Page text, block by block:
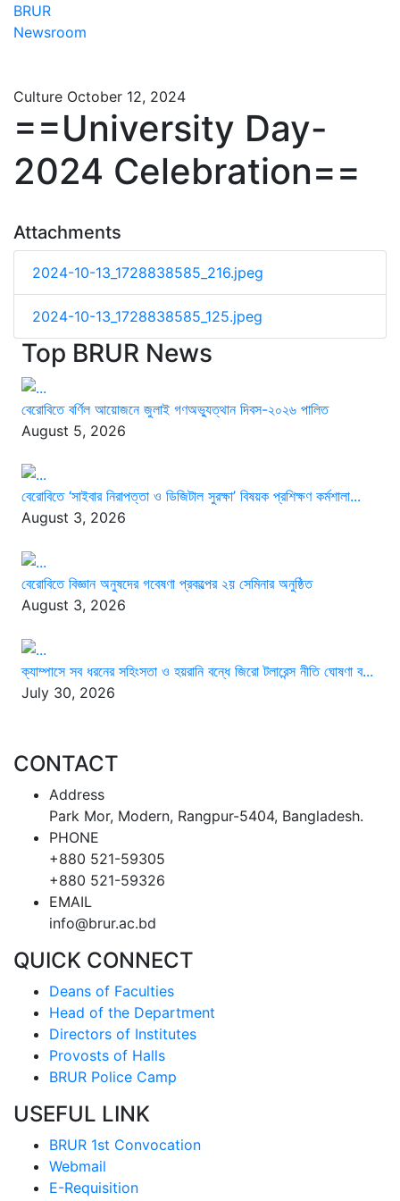
BRUR
Newsroom
Culture October 12, 2024
==University Day-
2024 Celebration==
Attachments
2024-10-13_1728838585_216.jpeg
2024-10-13_1728838585_125.jpeg
Top BRUR News
বেরোবিতে বর্ণিল আয়োজনে জুলাই গণঅভ্যুত্থান দিবস-২০২৬ পালিত
August 5, 2026
বেরোবিতে ‘সাইবার নিরাপত্তা ও ডিজিটাল সুরক্ষা’ বিষয়ক প্রশিক্ষণ কর্মশালা...
August 3, 2026
বেরোবিতে বিজ্ঞান অনুষদের গবেষণা প্রকল্পের ২য় সেমিনার অনুষ্ঠিত
August 3, 2026
ক্যাম্পাসে সব ধরনের সহিংসতা ও হয়রানি বন্ধে জিরো টলারেন্স নীতি ঘোষণা ব...
July 30, 2026
CONTACT
Address
Park Mor, Modern, Rangpur-5404, Bangladesh.
PHONE
+880 521-59305
+880 521-59326
EMAIL
info@brur.ac.bd
QUICK CONNECT
Deans of Faculties
Head of the Department
Directors of Institutes
Provosts of Halls
BRUR Police Camp
USEFUL LINK
BRUR 1st Convocation
Webmail
E-Requisition